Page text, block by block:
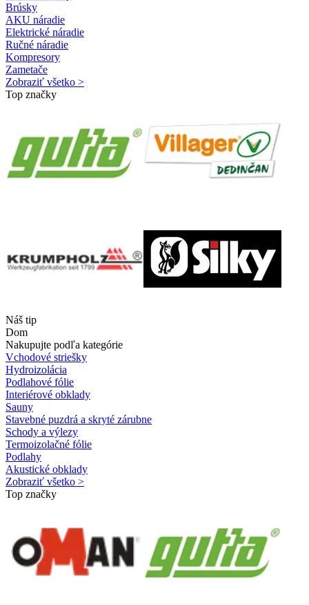
Brúsky
AKU náradie
Elektrické náradie
Ručné náradie
Kompresory
Zametače
Zobraziť všetko >
Top značky
Náš tip
Dom
Nakupujte podľa kategórie
Vchodové striešky
Hydroizolácia
Podlahové fólie
Interiérové obklady
Sauny
Stavebné puzdrá a skryté zárubne
Schody a výlezy
Termoizolačné fólie
Podlahy
Akustické obklady
Zobraziť všetko >
Top značky